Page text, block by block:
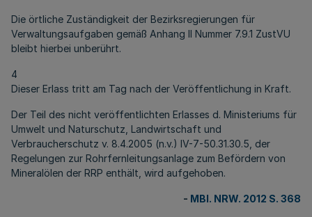
Die örtliche Zuständigkeit der Bezirksregierungen für
Verwaltungsaufgaben gemäß Anhang II Nummer 7.9.1 ZustVU
bleibt hierbei unberührt.
4
Dieser Erlass tritt am Tag nach der Veröffentlichung in Kraft.
Der Teil des nicht veröffentlichten Erlasses d. Ministeriums für
Umwelt und Naturschutz, Landwirtschaft und
Verbraucherschutz v. 8.4.2005 (n.v.) IV-7-50.31.30.5, der
Regelungen zur Rohrfernleitungsanlage zum Befördern von
Mineralölen der RRP enthält, wird aufgehoben.
- MBl. NRW. 2012 S. 368